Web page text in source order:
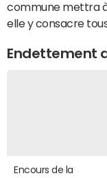
commune mettra
elle y consacre
Endettement
Encours de la